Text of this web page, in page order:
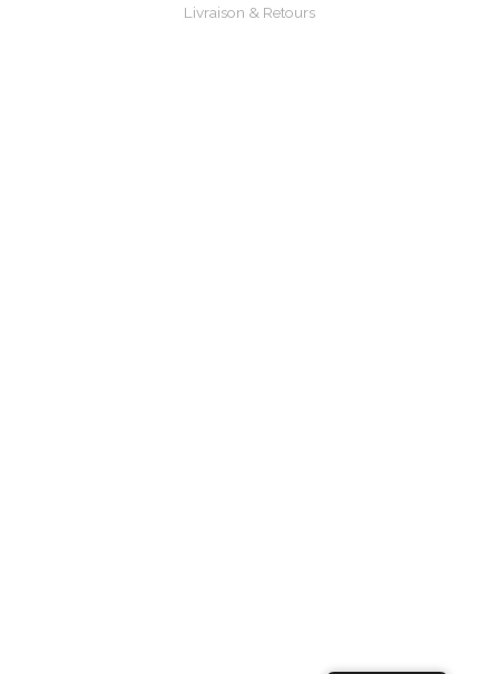
Livraison & Retours